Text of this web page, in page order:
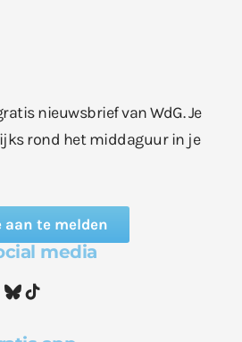
nieuwsbrief van WdG. Je
rond het middaguur in je
te melden
media